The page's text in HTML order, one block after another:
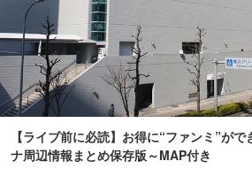
【ライブ前に必読】お得に“ファンミ”が
ナ周辺情報まとめ保存版～MAP付き